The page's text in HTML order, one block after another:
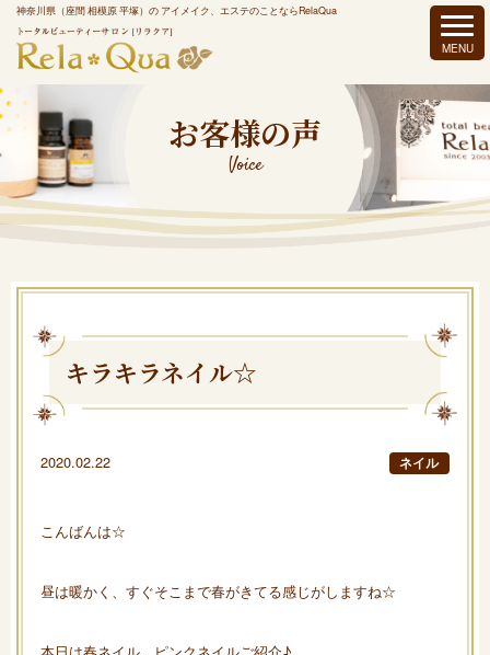
神奈川県（座間 相模原 平塚）の アイメイク、エステのことならRelaQua
お客様の声
Voice
キラキラネイル☆
2020.02.22 ネイル
こんばんは☆
昼は暖かく、すぐそこまで春がきてる感じがしますね☆